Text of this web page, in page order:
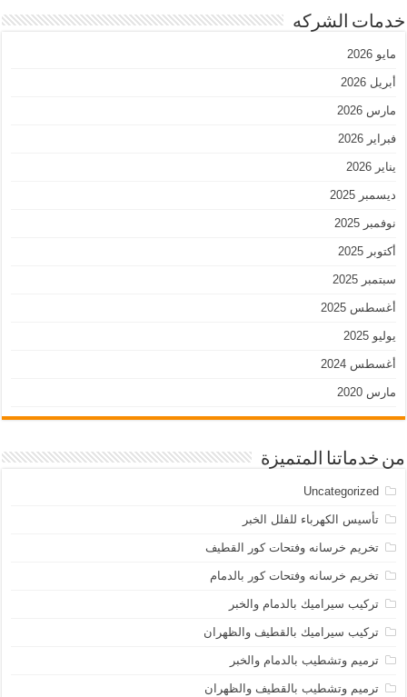
خدمات الشركه
مايو 2026
أبريل 2026
مارس 2026
فبراير 2026
يناير 2026
ديسمبر 2025
نوفمبر 2025
أكتوبر 2025
سبتمبر 2025
أغسطس 2025
يوليو 2025
أغسطس 2024
مارس 2020
من خدماتنا المتميزة
Uncategorized
تأسيس الكهرباء للفلل الخبر
تخريم خرسانه وفتحات كور القطيف
تخريم خرسانه وفتحات كور بالدمام
تركيب سيراميك بالدمام والخبر
تركيب سيراميك بالقطيف والظهران
ترميم وتشطيب بالدمام والخبر
ترميم وتشطيب بالقطيف والظهران